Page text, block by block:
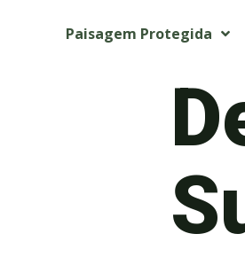
Paisagem Protegida